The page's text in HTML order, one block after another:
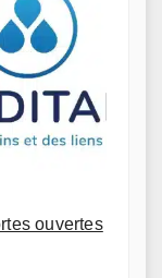
ouvertes